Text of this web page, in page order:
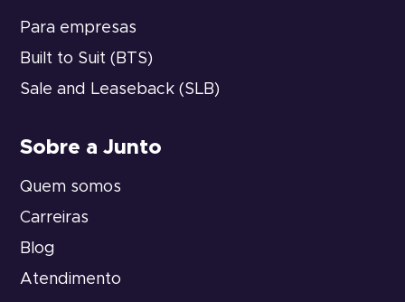
Para empresas
Built to Suit (BTS)
Sale and Leaseback (SLB)
Sobre a Junto
Quem somos
Carreiras
Blog
Atendimento